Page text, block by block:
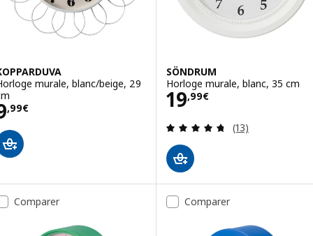
murale, blanc/beige, 29
,99€9,99€
SÖNDRUM
Horloge murale, blanc, 35 cm
19,99€
Prix 19,99€
Révision: 4.7
(13)
Comparer Comparer